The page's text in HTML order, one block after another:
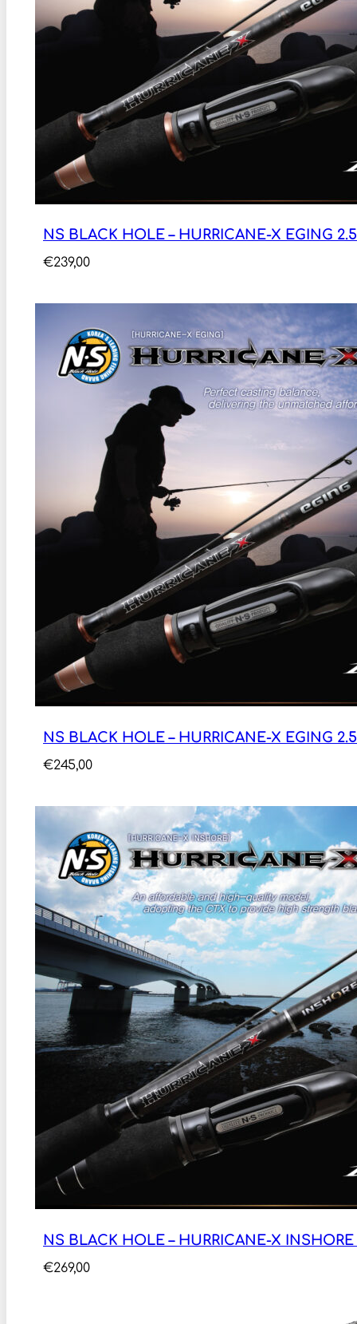
NS BLACK HOLE – HURRICANE-X EGING
€239,00
NS BLACK HOLE – HURRICANE-X EGING
€245,00
NS BLACK HOLE – HURRICANE-X
€269,00